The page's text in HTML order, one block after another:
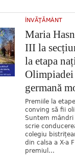
ÎNVĂŢĂMÂNT
Maria
III la
la etapa
germană
Premiile la
conving să fii
Suntem
scrie
colegiu
din calsa a X-a
premiul...